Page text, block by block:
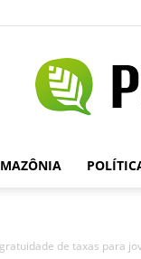
de taxas para